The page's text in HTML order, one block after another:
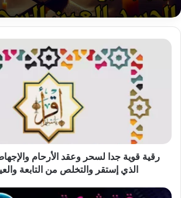
رقية
الأرحام
والإجهاض
والجن
من
رقية قوية جدا لسحر وعقد الأرحام
الذي إستقر والتخلص من التابعة
الرقية